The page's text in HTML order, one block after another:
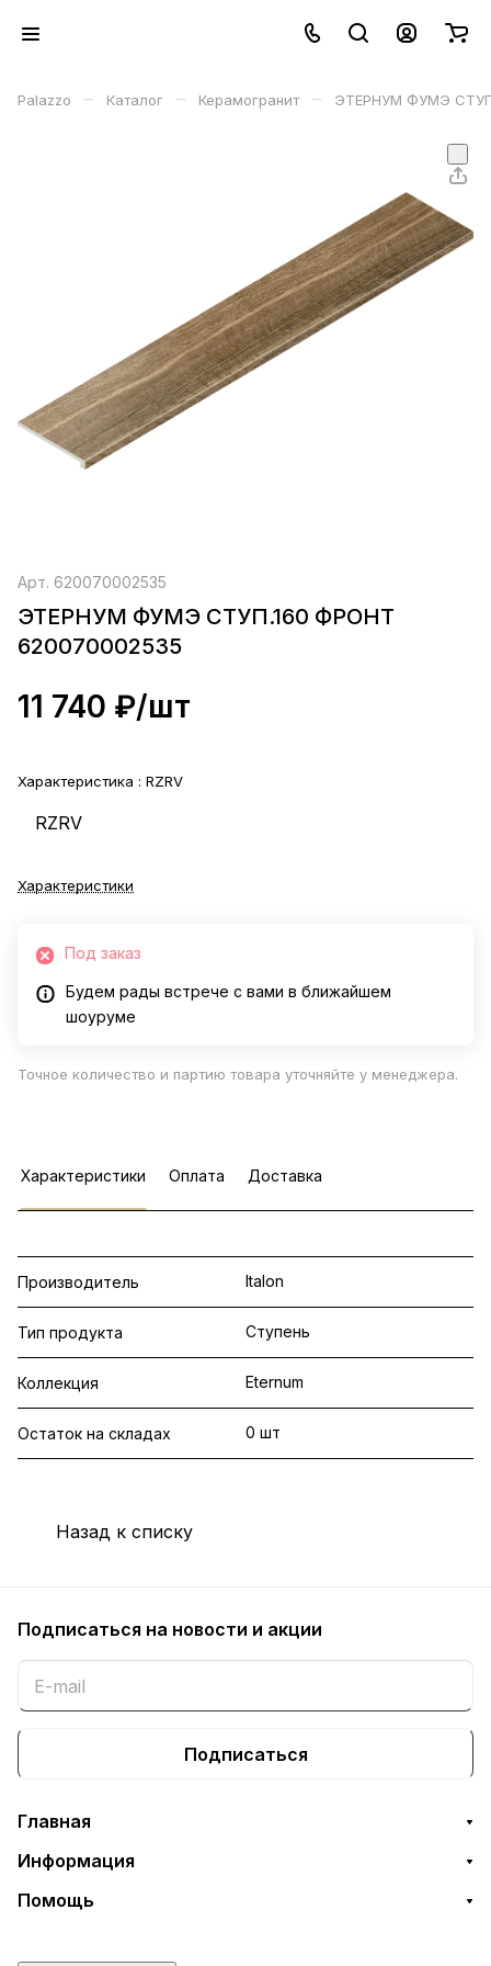
Palazzo – Каталог – Керамогранит – ЭТЕРНУМ ФУМЭ
Арт. 620070002535
ЭТЕРНУМ ФУМЭ СТУП.160 ФРОНТ
620070002535
11 740 ₽/шт
Характеристика : RZRV
RZRV
Характеристики
Под заказ
Будем рады встрече с вами в ближайшем
шоуруме
Точное количество и партию товара уточняйте у менеджера.
Характеристики Оплата Доставка
Производитель Italon
Тип продукта Ступень
Коллекция Eternum
Остаток на складах 0 шт
Назад к списку
Подписаться на новости и акции
Подписаться
Главная
Информация
Помощь